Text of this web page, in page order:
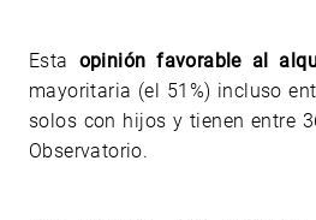
Esta opinión favorable al
mayoritaria (el 51%) incluso
solos con hijos y tienen entre
Observatorio.